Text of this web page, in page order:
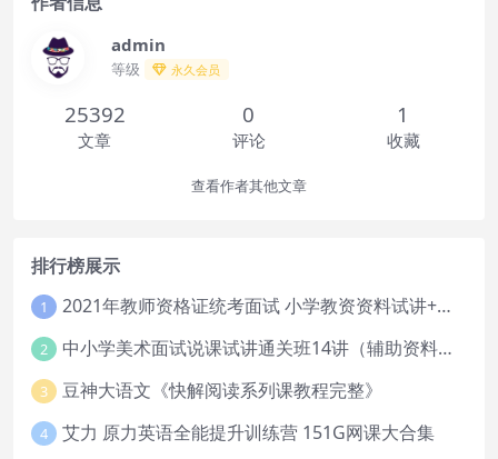
admin
等级 永久会员
25392
文章
0
评论
1
收藏
查看作者其他文章
排行榜展示
1 2021年教师资格证统考面试 小学教资资料试讲+答辩
2 中小学美术面试说课试讲通关班14讲（辅助资料第一套）
3 豆神大语文《快解阅读系列课教程完整》
4 艾力 原力英语全能提升训练营 151G网课大合集